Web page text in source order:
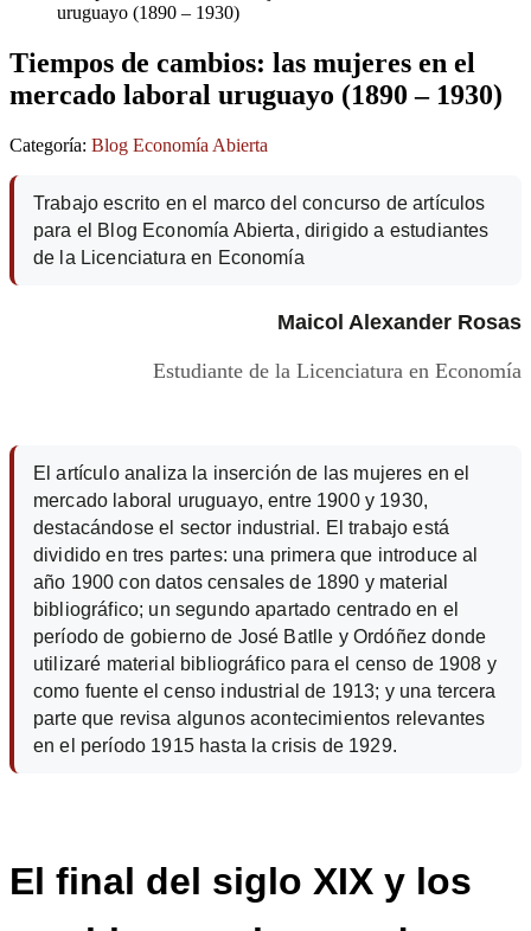
uruguayo (1890 – 1930)
Tiempos de cambios: las mujeres en el
mercado laboral uruguayo (1890 – 1930)
Categoría: Blog Economía Abierta
Trabajo escrito en el marco del concurso de artículos
para el Blog Economía Abierta, dirigido a estudiantes
de la Licenciatura en Economía
Maicol Alexander Rosas
Estudiante de la Licenciatura en Economía
El artículo analiza la inserción de las mujeres en el
mercado laboral uruguayo, entre 1900 y 1930,
destacándose el sector industrial. El trabajo está
dividido en tres partes: una primera que introduce al
año 1900 con datos censales de 1890 y material
bibliográfico; un segundo apartado centrado en el
período de gobierno de José Batlle y Ordóñez donde
utilizaré material bibliográfico para el censo de 1908 y
como fuente el censo industrial de 1913; y una tercera
parte que revisa algunos acontecimientos relevantes
en el período 1915 hasta la crisis de 1929.
El final del siglo XIX y los